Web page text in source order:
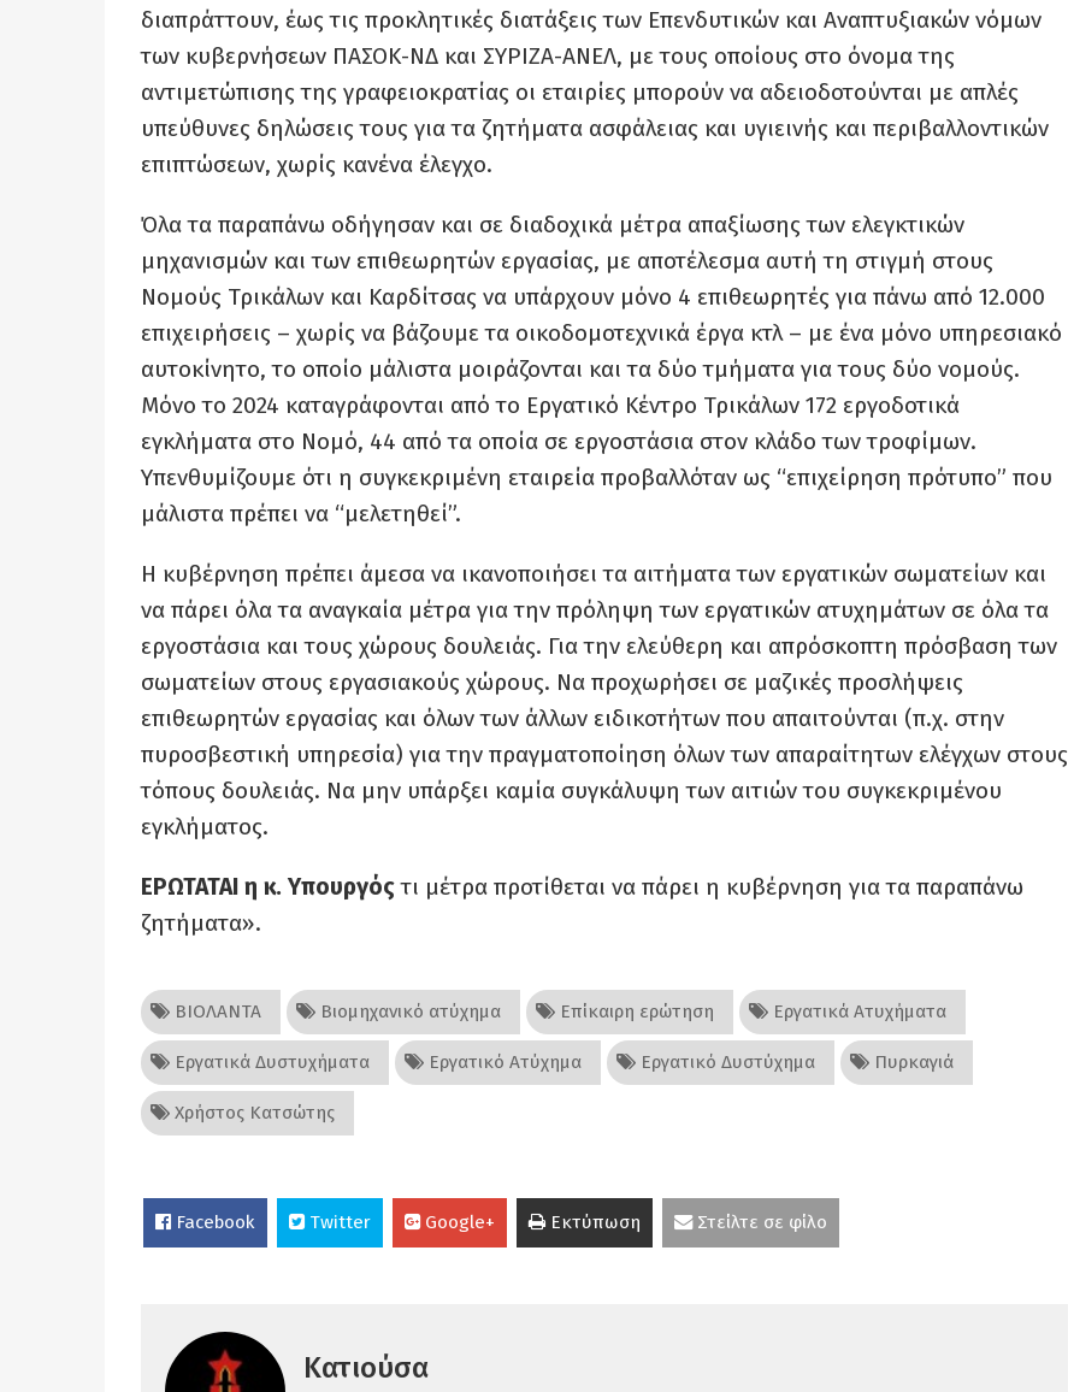
διαπράττουν, έως τις προκλητικές διατάξεις των Επενδυτικών και Αναπτυξιακών νόμων
των κυβερνήσεων ΠΑΣΟΚ-ΝΔ και ΣΥΡΙΖΑ-ΑΝΕΛ, με τους οποίους στο όνομα της
αντιμετώπισης της γραφειοκρατίας οι εταιρίες μπορούν να αδειοδοτούνται με απλές
υπεύθυνες δηλώσεις τους για τα ζητήματα ασφάλειας και υγιεινής και περιβαλλοντικών
επιπτώσεων, χωρίς κανένα έλεγχο.
Όλα τα παραπάνω οδήγησαν και σε διαδοχικά μέτρα απαξίωσης των ελεγκτικών
μηχανισμών και των επιθεωρητών εργασίας, με αποτέλεσμα αυτή τη στιγμή στους
Νομούς Τρικάλων και Καρδίτσας να υπάρχουν μόνο 4 επιθεωρητές για πάνω από 12.000
επιχειρήσεις – χωρίς να βάζουμε τα οικοδομοτεχνικά έργα κτλ – με ένα μόνο υπηρεσιακό
αυτοκίνητο, το οποίο μάλιστα μοιράζονται και τα δύο τμήματα για τους δύο νομούς.
Μόνο το 2024 καταγράφονται από το Εργατικό Κέντρο Τρικάλων 172 εργοδοτικά
εγκλήματα στο Νομό, 44 από τα οποία σε εργοστάσια στον κλάδο των τροφίμων.
Υπενθυμίζουμε ότι η συγκεκριμένη εταιρεία προβαλλόταν ως “επιχείρηση πρότυπο” που
μάλιστα πρέπει να “μελετηθεί”.
Η κυβέρνηση πρέπει άμεσα να ικανοποιήσει τα αιτήματα των εργατικών σωματείων και
να πάρει όλα τα αναγκαία μέτρα για την πρόληψη των εργατικών ατυχημάτων σε όλα τα
εργοστάσια και τους χώρους δουλειάς. Για την ελεύθερη και απρόσκοπτη πρόσβαση των
σωματείων στους εργασιακούς χώρους. Να προχωρήσει σε μαζικές προσλήψεις
επιθεωρητών εργασίας και όλων των άλλων ειδικοτήτων που απαιτούνται (π.χ. στην
πυροσβεστική υπηρεσία) για την πραγματοποίηση όλων των απαραίτητων ελέγχων στους
τόπους δουλειάς. Να μην υπάρξει καμία συγκάλυψη των αιτιών του συγκεκριμένου
εγκλήματος.
ΕΡΩΤΑΤΑΙ η κ. Υπουργόςτι μέτρα προτίθεται να πάρει η κυβέρνηση για τα παραπάνω
ζητήματα».
ΒΙΟΛΑΝΤΑ Βιομηχανικό ατύχημα Επίκαιρη ερώτηση Εργατικά Ατυχήματα
Εργατικά Δυστυχήματα Εργατικό Ατύχημα Εργατικό Δυστύχημα Πυρκαγιά
Χρήστος Κατσώτης
Facebook Twitter Google+ Εκτύπωση Στείλτε σε φίλο
Κατιούσα